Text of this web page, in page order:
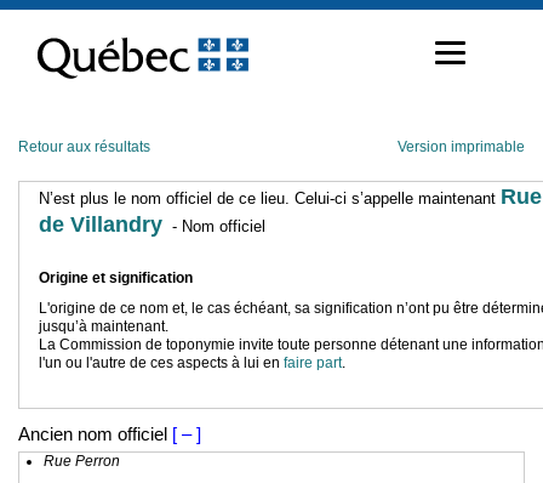
contenu
Retour aux résultats Version imprimable
N’est plus le nom officiel de ce lieu. Celui-ci s’appelle maintenant Rue
de Villandry - Nom officiel
Origine et signification
L'origine de ce nom et, le cas échéant, sa signification n’ont pu être
jusqu’à maintenant.
La Commission de toponymie invite toute personne détenant une
l'un ou l'autre de ces aspects à lui en faire part.
Ancien nom officiel [ – ]
Rue Perron